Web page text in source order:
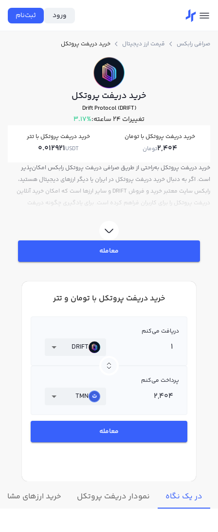
ورود ثبت‌نام
صرافی رابکس قیمت ارز دیجیتال خرید دریفت پروتکل
خرید دریفت پروتکل
Drift Protocol (DRIFT)
تغییرات ۲۴ ساعته: 3.17%
خرید دریفت پروتکل با تومان
2,404تومان
خرید دریفت پروتکل با تتر
0.012921USDT
خرید دریفت پروتکل به‌راحتی از طریق صرافی دریفت پروتکل رابکس امکان‌پذیر
است. اگر به دنبال خرید دریفت پروتکل در ایران یا دیگر ارزهای دیجیتال هستید،
رابکس سایت معتبر خرید و فروش DRIFT و سایر ارزها است که امکان خرید آنلاین
دریفت پروتکل را برای کاربران فراهم کرده است. برای یادگیری چگونه دریفت
رابکس، قیمت لحظه‌ای، نمودار و امکانات فروش دریفت پروتکل نیز در دسترس شما
قرار دارد تا بتوانید تصمیمات بهتری در معاملات خود بگیرید.
معامله
خرید دریفت پروتکل با تومان و تتر
دریافت می‌کنم
DRIFT
پرداخت می‌کنم
TMN
معامله
در یک نگاه نمودار دریفت پروتکل خرید ارزهای مشابه